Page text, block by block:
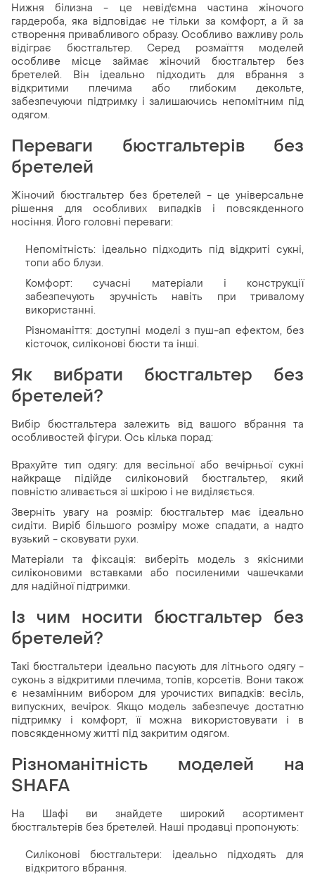
Нижня білизна - це невід'ємна частина жіночого
гардероба, яка відповідає не тільки за комфорт, а й за
створення привабливого образу. Особливо важливу роль
відіграє бюстгальтер. Серед розмаїття моделей
особливе місце займає жіночий бюстгальтер без
бретелей. Він ідеально підходить для вбрання з
відкритими плечима або глибоким декольте,
забезпечуючи підтримку і залишаючись непомітним під
одягом.
Переваги бюстгальтерів без
бретелей
Жіночий бюстгальтер без бретелей - це універсальне
рішення для особливих випадків і повсякденного
носіння. Його головні переваги:
Непомітність: ідеально підходить під відкриті сукні,
топи або блузи.
Комфорт: сучасні матеріали і конструкції
забезпечують зручність навіть при тривалому
використанні.
Різноманіття: доступні моделі з пуш-ап ефектом, без
кісточок, силіконові бюсти та інші.
Як вибрати бюстгальтер без
бретелей?
Вибір бюстгальтера залежить від вашого вбрання та
особливостей фігури. Ось кілька порад:
Врахуйте тип одягу: для весільної або вечірньої сукні
найкраще підійде силіконовий бюстгальтер, який
повністю зливається зі шкірою і не виділяється.
Зверніть увагу на розмір: бюстгальтер має ідеально
сидіти. Виріб більшого розміру може спадати, а надто
вузький - сковувати рухи.
Матеріали та фіксація: виберіть модель з якісними
силіконовими вставками або посиленими чашечками
для надійної підтримки.
Із чим носити бюстгальтер без
бретелей?
Такі бюстгальтери ідеально пасують для літнього одягу -
суконь з відкритими плечима, топів, корсетів. Вони також
є незамінним вибором для урочистих випадків: весіль,
випускних, вечірок. Якщо модель забезпечує достатню
підтримку і комфорт, її можна використовувати і в
повсякденному житті під закритим одягом.
Різноманітність моделей на
SHAFA
На Шафі ви знайдете широкий асортимент
бюстгальтерів без бретелей. Наші продавці пропонують:
Силіконові бюстгальтери: ідеально підходять для
відкритого вбрання.